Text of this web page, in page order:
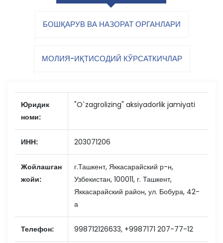
БОШҚАРУВ ВА НАЗОРАТ ОРГАНЛАРИ
МОЛИЯ-ИҚТИСОДИЙ КЎРСАТКИЧЛАР
Юридик
номи:
"O`zagrolizing" aksiyadorlik jamiyati
ИНН: 203071206
Жойлашган
жойи:
г.Ташкент, Яккасарайский р-н,
Узбекистан, 100011, г. Ташкент,
Яккасарайский район, ул. Бобура, 42-
а
Телефон: 998712126633, +9987171 207-77-12